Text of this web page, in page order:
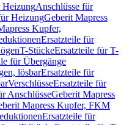
HeizungAnschlüsse für
HeizungGeberit Mapress
Kupfer,
Ersatzteile für
T-StückeErsatzteile für T-
für Übergänge
lösbarErsatzteile für
VerschlüsseErsatzteile für
AnschlüsseGeberit Mapress
Mapress Kupfer, FKM
Ersatzteile für